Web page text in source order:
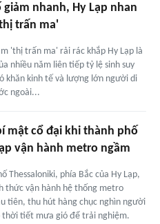
giảm nhanh, Hy Lạp nhan
trấn ma'
'thị trấn ma' rải rác khắp Hy Lạp là
nhiều năm liên tiếp tỷ lệ sinh suy
khăn kinh tế và lượng lớn người di
ngoài...
mật cổ đại khi thành phố
vận hành metro ngầm
Thessaloniki, phía Bắc của Hy Lạp,
thức vận hành hệ thống metro
tiên, thu hút hàng chục nghìn người
thời tiết mưa gió để trải nghiệm.